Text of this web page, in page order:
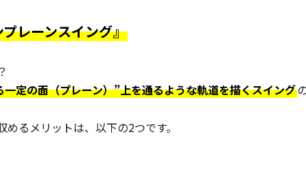
レーンスイング』
定の面（プレーン）”上を通るような軌道を描くスイング
るメリットは、以下の2つです。